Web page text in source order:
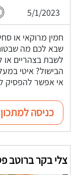
5/1/2023
חמין מרוקאי או
שבא לכם מה
לשבת בצהריים או
הבישול? איטי
אי אפשר להפסיק
כניסה למתכון
צלי בקר ברוטב